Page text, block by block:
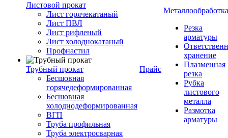
Листовой прокат
Лист горячекатаный
Лист ПВЛ
Лист рифленый
Лист холоднокатаный
Профнастил
Трубный прокат
Бесшовная
горячедеформированная
Бесшовная
холоднодеформированная
ВГП
Труба профильная
Труба электросварная
Прайс
Металлообработка
Резка
арматуры
хранение
Плазменная
резка
Рубка
листового
металла
Размотка
арматуры